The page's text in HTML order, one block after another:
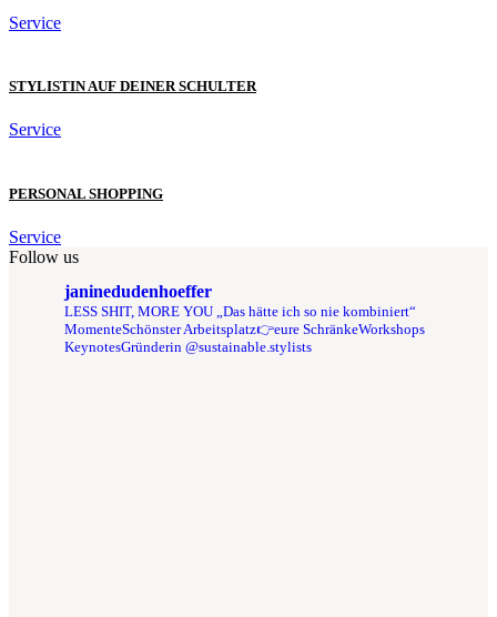
Service
STYLISTIN AUF DEINER SCHULTER
Service
PERSONAL SHOPPING
Service
Follow us
janinedudenhoeffer
LESS SHIT, MORE YOU „Das hätte ich so nie kombiniert“
MomenteSchönster Arbeitsplatz👉eure SchränkeWorkshops
KeynotesGründerin @sustainable.stylists